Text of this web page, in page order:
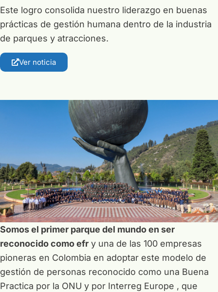
Este logro consolida nuestro liderazgo en buenas
prácticas de gestión humana dentro de la industria
de parques y atracciones.
Ver noticia
Somos el primer parque del mundo en ser
reconocido como efr y una de las 100 empresas
pioneras en Colombia en adoptar este modelo de
gestión de personas reconocido como una Buena
Practica por la ONU y por Interreg Europe , que